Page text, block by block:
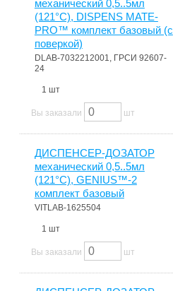
механический 0,5..5мл
(121°С), DISPENS MATE-
PRO™ комплект базовый (c
поверкой)
DLAB-7032212001, ГРСИ 92607-
24
1 шт
Вы заказали шт
ДИСПЕНСЕР-ДОЗАТОР
механический 0,5..5мл
(121°С), GENIUS™-2
комплект базовый
VITLAB-1625504
1 шт
Вы заказали шт